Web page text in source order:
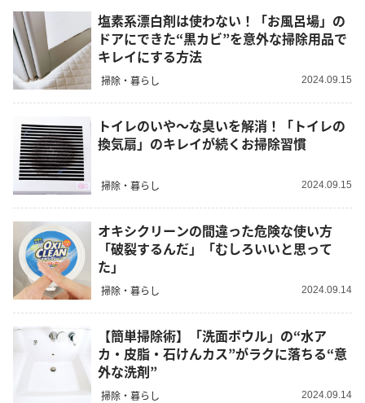
塩素系漂白剤は使わない！「お風呂場」の
ドアにできた“黒カビ”を意外な掃除用品で
キレイにする方法
掃除・暮らし 2024.09.15
トイレのいや〜な臭いを解消！「トイレの
換気扇」のキレイが続くお掃除習慣
掃除・暮らし 2024.09.15
オキシクリーンの間違った危険な使い方
「破裂するんだ」「むしろいいと思って
た」
掃除・暮らし 2024.09.14
【簡単掃除術】「洗面ボウル」の“水ア
カ・皮脂・石けんカス”がラクに落ちる“意
外な洗剤”
掃除・暮らし 2024.09.14